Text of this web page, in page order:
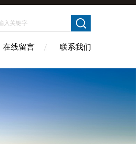
在线留言 联系我们